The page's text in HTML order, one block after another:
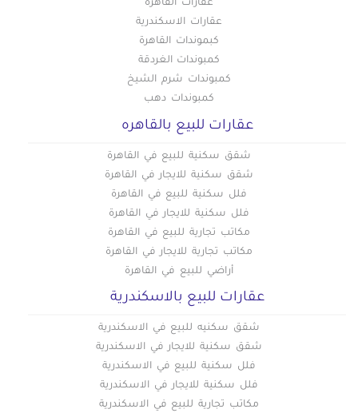
عقارات القاهرة
عقارات الاسكندرية
كبموندات القاهرة
كمبوندات الغردقة
كمبوندات شرم الشيخ
كمبوندات دهب
عقارات للبيع بالقاهره
شقق سكنية للبيع في القاهرة
شقق سكنية للايجار في القاهرة
فلل سكنية للبيع في القاهرة
فلل سكنية للايجار في القاهرة
مكاتب تجارية للبيع في القاهرة
مكاتب تجارية للايجار في القاهرة
أراضي للبيع في القاهرة
عقارات للبيع بالاسكندرية
شقق سكنيه للبيع في الاسكندرية
شقق سكنية للايجار في الاسكندرية
فلل سكنية للبيع في الاسكندرية
فلل سكنية للايجار في الاسكندرية
مكاتب تجارية للبيع في الاسكندرية